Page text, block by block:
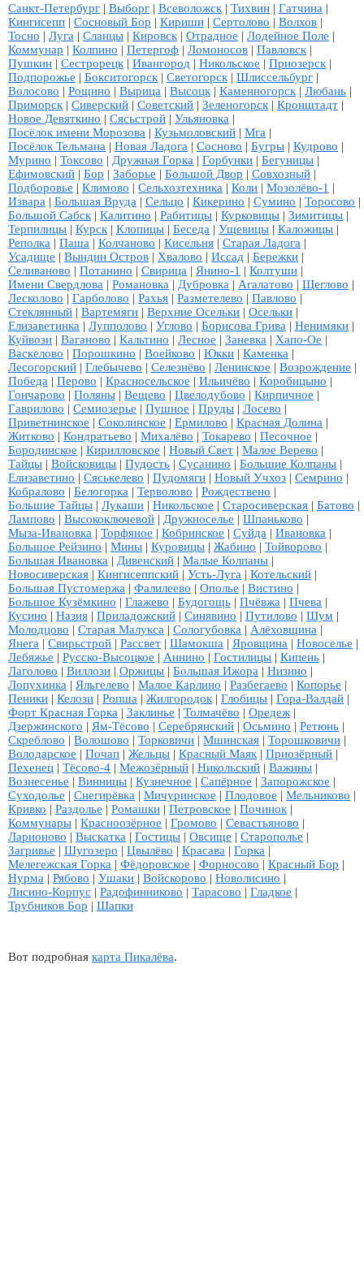
Санкт-Петербург | Выборг | Всеволожск | Тихвин | Гатчина |
Кингисепп | Сосновый Бор | Кириши | Сертолово | Волхов |
Тосно | Луга | Сланцы | Кировск | Отрадное | Лодейное Поле |
Коммунар | Колпино | Петергоф | Ломоносов | Павловск |
Пушкин | Сестрорецк | Ивангород | Никольское | Приозерск |
Подпорожье | Бокситогорск | Светогорск | Шлиссельбург |
Волосово | Рощино | Вырица | Высоцк | Каменногорск | Любань |
Приморск | Сиверский | Советский | Зеленогорск | Кронштадт |
Новое Девяткино | Сясьстрой | Ульяновка |
Посёлок имени Морозова | Кузьмоловский | Мга |
Посёлок Тельмана | Новая Ладога | Сосново | Бугры | Кудрово |
Мурино | Токсово | Дружная Горка | Горбунки | Бегуницы |
Ефимовский | Бор | Заборье | Большой Двор | Совхозный |
Подборовье | Климово | Сельхозтехника | Коли | Мозолёво-1 |
Извара | Большая Вруда | Сельцо | Кикерино | Сумино | Торосово |
Большой Сабск | Калитино | Рабитицы | Курковицы | Зимитицы |
Терпилицы | Курск | Клопицы | Беседа | Ущевицы | Каложицы |
Реполка | Паша | Колчаново | Кисельня | Старая Ладога |
Усадище | Вындин Остров | Хвалово | Иссад | Бережки |
Селиваново | Потанино | Свирица | Янино-1 | Колтуши |
Имени Свердлова | Романовка | Дубровка | Агалатово | Щеглово |
Лесколово | Гарболово | Рахья | Разметелево | Павлово |
Стеклянный | Вартемяги | Верхние Осельки | Осельки |
Елизаветинка | Лупполово | Углово | Борисова Грива | Ненимяки |
Куйвози | Ваганово | Кальтино | Лесное | Заневка | Хапо-Ое |
Васкелово | Порошкино | Воейково | Юкки | Каменка |
Лесогорский | Глебычево | Селезнёво | Ленинское | Возрождение |
Победа | Перово | Красносельское | Ильичёво | Коробицыно |
Гончарово | Поляны | Вещево | Цвелодубово | Кирпичное |
Гаврилово | Семиозерье | Пушное | Пруды | Лосево |
Приветнинское | Соколинское | Ермилово | Красная Долина |
Житково | Кондратьево | Михалёво | Токарево | Песочное |
Бородинское | Кирилловское | Новый Свет | Малое Верево |
Тайцы | Войсковицы | Пудость | Сусанино | Большие Колпаны |
Елизаветино | Сяськелево | Пудомяги | Новый Учхоз | Семрино |
Кобралово | Белогорка | Терволово | Рождествено |
Большие Тайцы | Лукаши | Никольское | Старосиверская | Батово |
Лампово | Высокоключевой | Дружноселье | Шпаньково |
Мыза-Ивановка | Торфяное | Кобринское | Суйда | Ивановка |
Большое Рейзино | Мины | Куровицы | Жабино | Тойворово |
Большая Ивановка | Дивенский | Малые Колпаны |
Новосиверская | Кингисеппский | Усть-Луга | Котельский |
Большая Пустомержа | Фалилеево | Ополье | Вистино |
Большое Кузёмкино | Глажево | Будогощь | Пчёвжа | Пчева |
Кусино | Назия | Приладожский | Синявино | Путилово | Шум |
Молодцово | Старая Малукса | Сологубовка | Алёховщина |
Янега | Свирьстрой | Рассвет | Шамокша | Яровщина | Новоселье |
Лебяжье | Русско-Высоцкое | Аннино | Гостилицы | Кипень |
Лаголово | Виллози | Оржицы | Большая Ижора | Низино |
Лопухинка | Яльгелево | Малое Карлино | Разбегаево | Копорье |
Пеники | Келози | Ропша | Жилгородок | Глобицы | Гора-Валдай |
Форт Красная Горка | Заклинье | Толмачёво | Оредеж |
Дзержинского | Ям-Тёсово | Серебрянский | Осьмино | Ретюнь |
Скреблово | Волошово | Торковичи | Мшинская | Торошковичи |
Володарское | Почап | Жельцы | Красный Маяк | Приозёрный |
Пехенец | Тёсово-4 | Межозёрный | Никольский | Важины |
Вознесенье | Винницы | Кузнечное | Сапёрное | Запорожское |
Суходолье | Снегирёвка | Мичуринское | Плодовое | Мельниково |
Кривко | Раздолье | Ромашки | Петровское | Починок |
Коммунары | Красноозёрное | Громово | Севастьяново |
Ларионово | Выскатка | Гостицы | Овсище | Старополье |
Загривье | Шугозеро | Цвылёво | Красава | Горка |
Мелегежская Горка | Фёдоровское | Форносово | Красный Бор |
Нурма | Рябово | Ушаки | Войскорово | Новолисино |
Лисино-Корпус | Радофинниково | Тарасово | Гладкое |
Трубников Бор | Шапки
Вот подробная карта Пикалёва.